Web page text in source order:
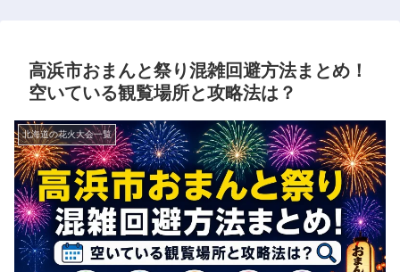
高浜市おまんと祭り混雑回避方法まとめ！
空いている観覧場所と攻略法は？
北海道の花火大会一覧